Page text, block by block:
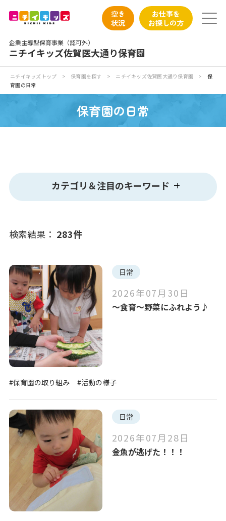
企業主導型保育事業（認可外）
ニチイキッズ佐賀医大通り保育園
空き
状況
お仕事を
お探しの方
ニチイが大切にしていること
入園の概要
写真販売サービス
お仕事をお探しの方
よくあるご質問
保育園に関するお問い合わせ
プライバシーポリシー
サイトマップ ニチイ学館オフィシャルサイト
ニチイキッズトップ > 保育園を探す > ニチイキッズ佐賀医大通り保育園 >
保
育園の日常
保育園の日常
カテゴリ＆注目のキーワード
第三者評価
注目のキーワード
#保育園の取り組み
#英語レッスン #お食事の風景
#おもいっきり給食 #子育てひろば
全ての選択を解除
検索結果： 283件
日常
2026年07月30日
～食育～野菜にふれよう♪
#保育園の取り組み #活動の様子
日常
2026年07月28日
金魚が逃げた！！！